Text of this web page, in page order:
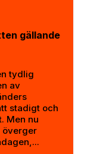
gällande
tydlig
av
stadigt och
Men nu
överger